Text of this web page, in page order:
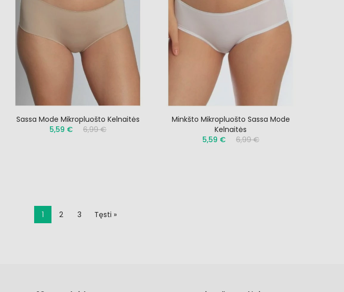
Sassa Mode Mikropluošto Kelnaitės
5,59 €
6,99 €
Minkšto Mikropluošto Sassa Mode
Kelnaitės
5,59 €
6,99 €
1 2 3 Tęsti »